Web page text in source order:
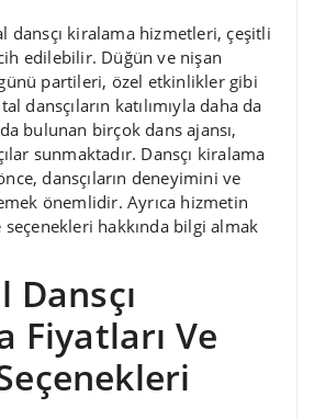
dansçı kiralama hizmetleri, çeşitli
edilebilir. Düğün ve nişan
partileri, özel etkinlikler gibi
dansçıların katılımıyla daha da
bulunan birçok dans ajansı,
sunmaktadır. Dansçı kiralama
dansçıların deneyimini ve
önemlidir. Ayrıca hizmetin
hakkında bilgi almak
Fiyatları Ve